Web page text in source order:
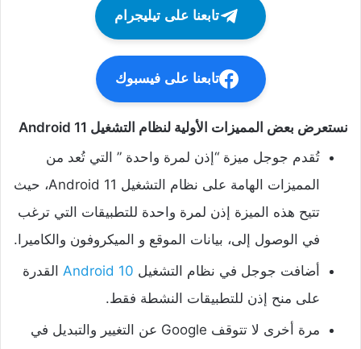
تابعنا على تيليجرام
تابعنا على فيسبوك
نستعرض بعض المميزات الأولية لنظام التشغيل Android 11
تُقدم جوجل ميزة “إذن لمرة واحدة ” التي تُعد من
المميزات الهامة على نظام التشغيل Android 11، حيث
تتيح هذه الميزة إذن لمرة واحدة للتطبيقات التي ترغب
في الوصول إلى، بيانات الموقع و الميكروفون والكاميرا.
أضافت جوجل في نظام التشغيل
Android 10
القدرة
على منح إذن للتطبيقات النشطة فقط.
مرة أخرى لا تتوقف Google عن التغيير والتبديل في